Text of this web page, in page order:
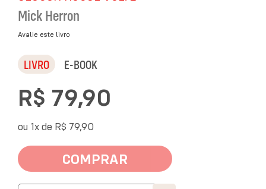
GaleriaMick Herron
Avalie este livro
LIVRO E-BOOK
COMPRAR
R$ 79,90
ou 1x de R$ 79,90